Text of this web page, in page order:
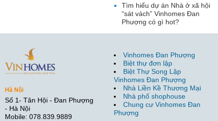
Tìm hiểu dự án Nhà ở xã hội
“sát vách” Vinhomes Đan
Phượng có gì hot?
Hà Nội
Số 1- Tân Hội - Đan Phượng
- Hà Nội
Mobile: 078.839.9889
Vinhomes Đan Phượng
Biệt thự đơn lập
Biệt Thự Song Lập
Vinhomes Đan Phượng
Nhà Liền Kề Thương Mại
Nhà phố shophouse
Chung cư Vinhomes Đan
Phượng